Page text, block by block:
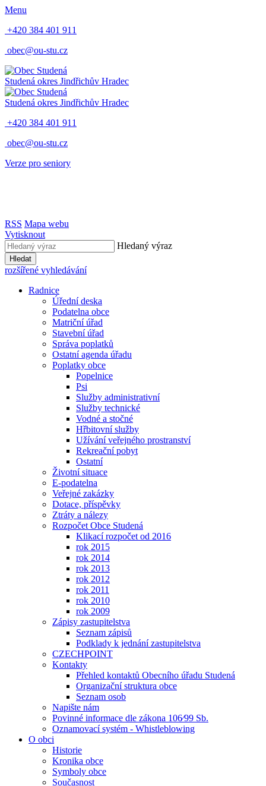
Menu
+420 384 401 911
obec@ou-stu.cz
Studená okres Jindřichův Hradec
Studená okres Jindřichův Hradec
+420 384 401 911
obec@ou-stu.cz
Verze pro seniory
RSS Mapa webu
Vytisknout
Hledaný výraz
Hledat
rozšířené vyhledávání
Radnice
Úřední deska
Podatelna obce
Matriční úřad
Stavební úřad
Správa poplatků
Ostatní agenda úřadu
Poplatky obce
Popelnice
Psi
Služby administrativní
Služby technické
Vodné a stočné
Hřbitovní služby
Užívání veřejného prostranství
Rekreační pobyt
Ostatní
Životní situace
E-podatelna
Veřejné zakázky
Dotace, příspěvky
Ztráty a nálezy
Rozpočet Obce Studená
Klikací rozpočet od 2016
rok 2015
rok 2014
rok 2013
rok 2012
rok 2011
rok 2010
rok 2009
Zápisy zastupitelstva
Seznam zápisů
Podklady k jednání zastupitelstva
CZECHPOINT
Kontakty
Přehled kontaktů Obecního úřadu Studená
Organizační struktura obce
Seznam osob
Napište nám
Povinné informace dle zákona 106⁄99 Sb.
Oznamovací systém - Whistleblowing
O obci
Historie
Kronika obce
Symboly obce
Současnost